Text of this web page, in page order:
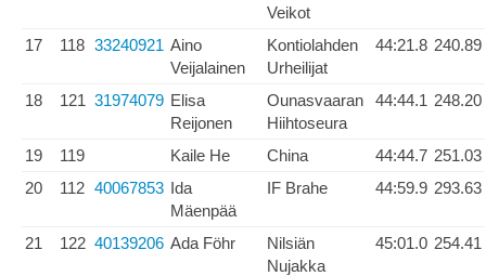
Veikot
17 118 33240921 Aino
Veijalainen
Kontiolahden
Urheilijat
44:21.8 240.89
18 121 31974079 Elisa
Reijonen
Ounasvaaran
Hiihtoseura
44:44.1 248.20
19 119 Kaile He China 44:44.7 251.03
20
112 40067853 Ida
Mäenpää
IF Brahe 44:59.9 293.63
21 122 40139206 Ada Föhr
Nilsiän
Nujakka
45:01.0 254.41